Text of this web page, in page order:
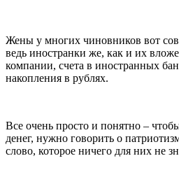
Жены у многих чиновников вот
ведь иностранки же, как и их
компании, счета в иностранных
накопления в рублях.
Все очень просто и понятно –
денег, нужно говорить о
слово, которое ничего для них не